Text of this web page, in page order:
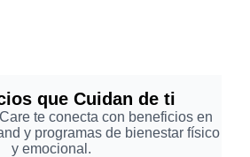
que Cuidan de ti
te conecta con beneficios en
y programas de bienestar físico
y emocional.